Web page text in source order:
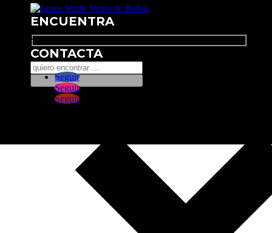
ENCUENTRA
Search
CONTACTA
Seguir
Seguir
Seguir